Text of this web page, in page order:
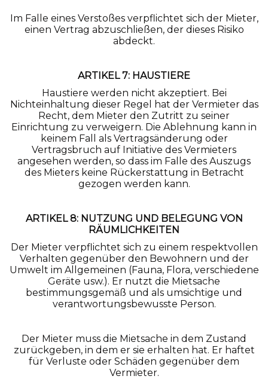
Im Falle eines Verstoßes verpflichtet sich der Mieter,
einen Vertrag abzuschließen, der dieses Risiko
abdeckt.
ARTIKEL 7: HAUSTIERE
Haustiere werden nicht akzeptiert. Bei
Nichteinhaltung dieser Regel hat der Vermieter das
Recht, dem Mieter den Zutritt zu seiner
Einrichtung zu verweigern. Die Ablehnung kann in
keinem Fall als Vertragsänderung oder
Vertragsbruch auf Initiative des Vermieters
angesehen werden, so dass im Falle des Auszugs
des Mieters keine Rückerstattung in Betracht
gezogen werden kann.
ARTIKEL 8: NUTZUNG UND BELEGUNG VON
RÄUMLICHKEITEN
Der Mieter verpflichtet sich zu einem respektvollen
Verhalten gegenüber den Bewohnern und der
Umwelt im Allgemeinen (Fauna, Flora, verschiedene
Geräte usw.). Er nutzt die Mietsache
bestimmungsgemäß und als umsichtige und
verantwortungsbewusste Person.
Der Mieter muss die Mietsache in dem Zustand
zurückgeben, in dem er sie erhalten hat. Er haftet
für Verluste oder Schäden gegenüber dem
Vermieter.